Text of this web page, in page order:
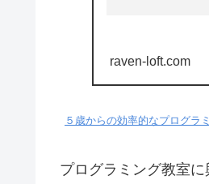
raven-loft.com
５歳からの効率的なプログラ
プログラミング教室に